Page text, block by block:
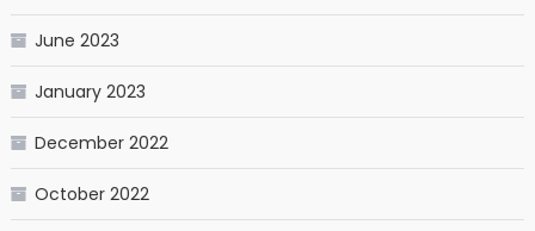
June 2023
January 2023
December 2022
October 2022